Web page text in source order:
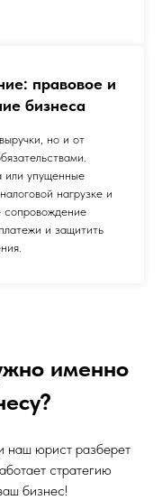
правовое и
бизнеса
но и от
или упущенные
нагрузке и
и защитить
именно
наш юрист разберет
стратегию
бизнес!